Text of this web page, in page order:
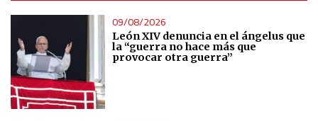
09/08/2026
León XIV denuncia en el ángelus que
la “guerra no hace más que
provocar otra guerra”